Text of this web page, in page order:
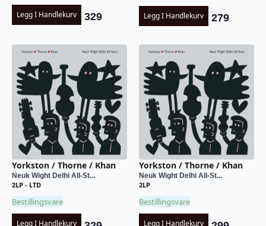
Legg I Handlekurv 329 Legg I Handlekurv 279
Yorkston / Thorne / Khan
Neuk Wight Delhi All-St...
2LP - LTD
Bestillingsvare
Legg I Handlekurv
Yorkston / Thorne / Khan
Neuk Wight Delhi All-St...
2LP
Bestillingsvare
Legg I Handlekurv